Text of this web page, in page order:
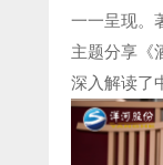
一一呈现。
主题分享《
深入解读了